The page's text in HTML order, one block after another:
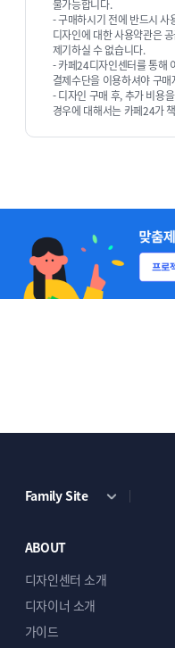
쇼
정확한 데이
정확한 데
불가능합니다.
- 구매하시기 전에 반드시
디자인에 대한 사용약관은
제기하실 수 없습니다.
- 카페24디자인센터를 통해
결제수단을 이용하셔야 구
- 디자인 구매 후, 추가 비용
경우에 대해서는 카페24가
Family Site
ABOUT
디자인센터 소개
디자이너 소개
가이드